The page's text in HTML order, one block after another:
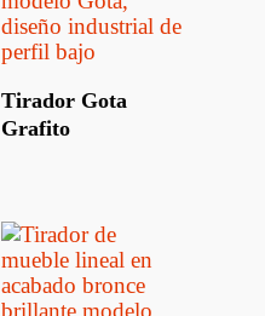
Leer Más
Tirador Gota
Grafito